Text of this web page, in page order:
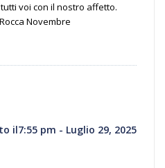
voi con il nostro affetto.
Novembre
il7:55 pm - Luglio 29, 2025